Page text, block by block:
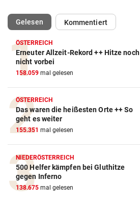
Gelesen(ausgewählt)Kommentiert
ÖSTERREICH
Erneuter Allzeit-Rekord ++ Hitze noch
nicht vorbei
158.059 mal gelesen
ÖSTERREICH
Das waren die heißesten Orte ++ So
geht es weiter
155.351 mal gelesen
NIEDERÖSTERREICH
500 Helfer kämpfen bei Gluthitze
gegen Inferno
138.675 mal gelesen
Action-Cam Vergleich
ZUM VERGLEICH
Crosstrainer Vergleich
ZUM VERGLEICH
E-Bike Vergleich
ZUM VERGLEICH
Elektro-Scooter Vergleich
ZUM VERGLEICH